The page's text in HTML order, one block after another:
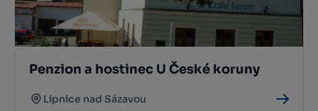
Penzion a hostinec U České koruny
Lipnice nad Sázavou